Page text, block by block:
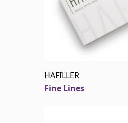
HAFILLER
Fine Lines